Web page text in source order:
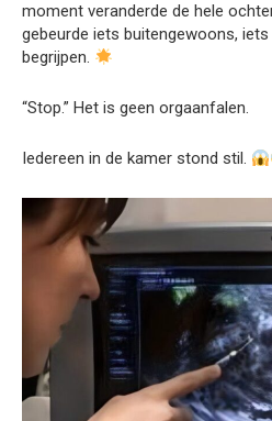
moment veranderde de hele
gebeurde iets buitengewoons,
begrijpen.
“Stop.” Het is geen orgaanfalen.
Iedereen in de kamer stond stil.